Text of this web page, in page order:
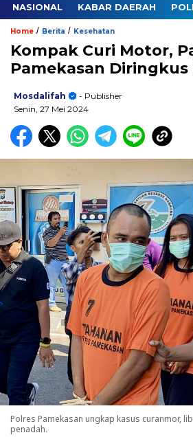
NASIONAL KABAR DAERAH
Home / Berita / Kesehatan
Kompak Curi Motor,
Pamekasan Diringkus
Mosdalifah
- Publisher
Senin, 27 Mei 2024
Polres Pamekasan ungkap kasus curanmor,
penadah.